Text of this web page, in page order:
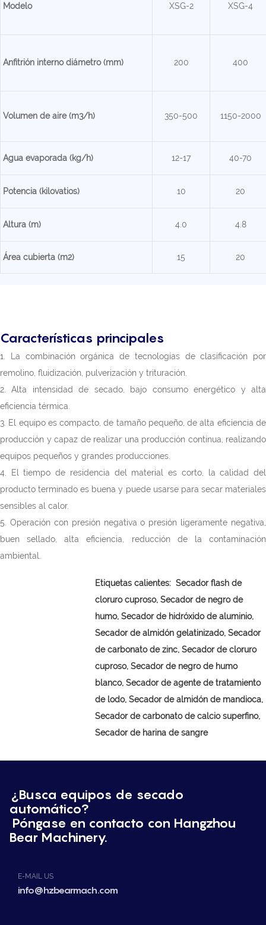
Modelo XSG-2 XSG-4
Anfitrión internodiámetro (mm) 200 400
Volumen de aire (m3/h) 350-500 1150-2000
Agua evaporada (kg/h) 12-17 40-70
Potencia (kilovatios) 10 20
Altura (m) 4.0 4.8
Área cubierta (m2) 15 20
Características principales
1. La combinación orgánica de tecnologías de clasificación por
remolino, fluidización, pulverización y trituración.
2. Alta intensidad de secado, bajo consumo energético y alta
eficiencia térmica.
3. El equipo es compacto, de tamaño pequeño, de alta eficiencia de
producción y capaz de realizar una producción continua, realizando
equipos pequeños y grandes producciones.
4. El tiempo de residencia del material es corto, la calidad del
producto terminado es buena y puede usarse para secar materiales
sensibles al calor.
5. Operación con presión negativa o presión ligeramente negativa,
buen sellado, alta eficiencia, reducción de la contaminación
ambiental.
Etiquetas calientes: Secador flash de
cloruro cuproso, Secador de negro de
humo, Secador de hidróxido de aluminio,
Secador de almidón gelatinizado, Secador
de carbonato de zinc, Secador de cloruro
cuproso, Secador de negro de humo
blanco, Secador de agente de tratamiento
de lodo, Secador de almidón de mandioca,
Secador de carbonato de calcio superfino,
Secador de harina de sangre
¿Busca equipos de secado
automático?
Póngase en contacto con Hangzhou
Bear Machinery.
E-MAIL US
info@hzbearmach.com